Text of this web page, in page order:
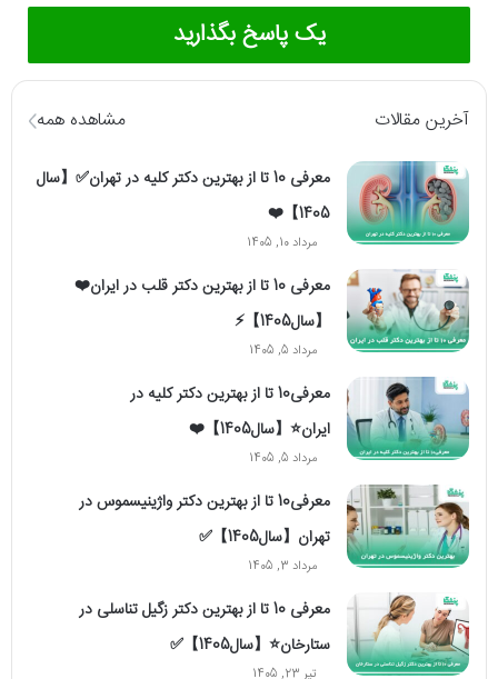
یک پاسخ بگذارید
آخرین مقالات مشاهده همه
معرفی 10 تا از بهترین دکتر کلیه در تهران✅【سال
1405】❤️
مرداد 10, 1405
معرفی 10 تا از بهترین دکتر قلب در ایران❤️
【سال1405】⚡️
مرداد 5, 1405
معرفی10 تا از بهترین دکتر کلیه در
ایران⭐【سال1405】❤️
مرداد 5, 1405
معرفی10 تا از بهترین دکتر واژینیسموس در
تهران【سال1405】✅
مرداد 3, 1405
معرفی 10 تا از بهترین دکتر زگیل تناسلی در
ستارخان⭐【سال1405】✅
تیر 23, 1405